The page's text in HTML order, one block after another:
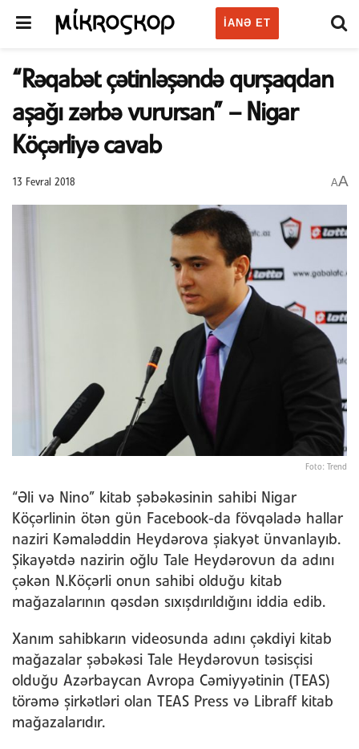
IANƏ ET
“Rəqabət çətinləşəndə qurşaqdan
aşağı zərbə vurursan” – Nigar
Köçərliyə cavab
13 Fevral 2018 AA
Foto: Trend
“Əli və Nino” kitab şəbəkəsinin sahibi Nigar
Köçərlinin ötən gün Facebook-da fövqəladə hallar
naziri Kəmaləddin Heydərova şiakyət ünvanlayıb.
Şikayətdə nazirin oğlu Tale Heydərovun da adını
çəkən N.Köçərli onun sahibi olduğu kitab
mağazalarının qəsdən sıxışdırıldığını iddia edib.
Xanım sahibkarın videosunda adını çəkdiyi kitab
mağazalar şəbəkəsi Tale Heydərovun təsisçisi
olduğu Azərbaycan Avropa Cəmiyyətinin (TEAS)
törəmə şirkətləri olan TEAS Press və Libraff kitab
mağazalarıdır.